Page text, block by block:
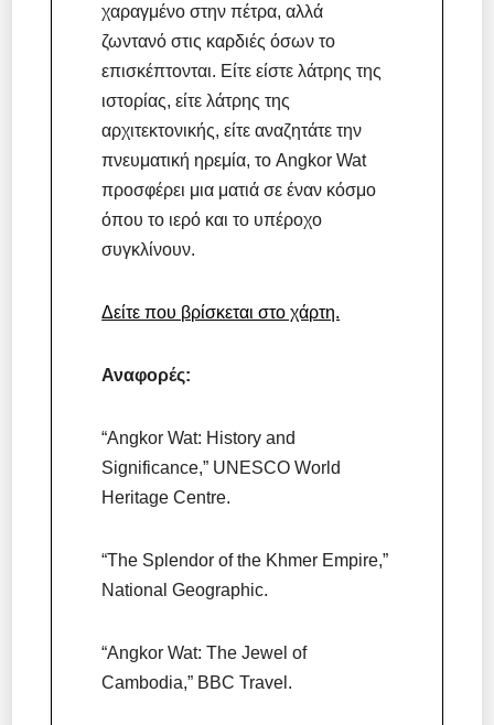
χαραγμένο στην πέτρα, αλλά
ζωντανό στις καρδιές όσων το
επισκέπτονται. Είτε είστε λάτρης της
ιστορίας, είτε λάτρης της
αρχιτεκτονικής, είτε αναζητάτε την
πνευματική ηρεμία, το Angkor Wat
προσφέρει μια ματιά σε έναν κόσμο
όπου το ιερό και το υπέροχο
συγκλίνουν.
Δείτε που βρίσκεται στο χάρτη.
Αναφορές:
“Angkor Wat: History and
Significance,” UNESCO World
Heritage Centre.
“The Splendor of the Khmer Empire,”
National Geographic.
“Angkor Wat: The Jewel of
Cambodia,” BBC Travel.